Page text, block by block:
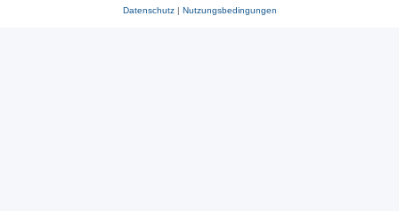
Datenschutz| Nutzungsbedingungen